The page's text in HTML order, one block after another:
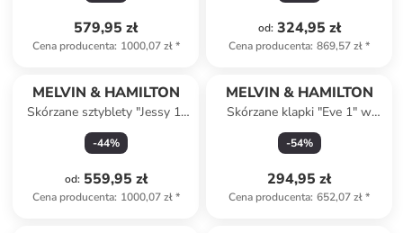
579,95 zł
Cena producenta: 1000,07 zł*
od: 324,95 zł
Cena producenta: 869,57 zł*
MELVIN & HAMILTON
Skórzane sztyblety "Jessy 1"
w kolorze czarnym
-44%
od: 559,95 zł
Cena producenta: 1000,07 zł*
MELVIN & HAMILTON
Skórzane klapki "Eve 1" w
kolorze złotym
-54%
294,95 zł
Cena producenta: 652,07 zł*